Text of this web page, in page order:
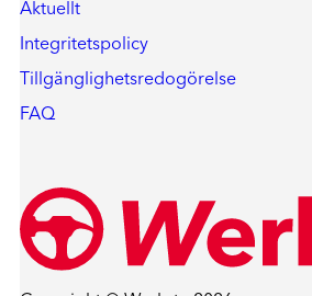
Aktuellt
Integritetspolicy
Tillgänglighetsredogörelse
FAQ